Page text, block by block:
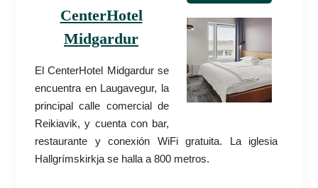
CenterHotel
Midgardur
El CenterHotel Midgardur se
encuentra en Laugavegur, la
principal calle comercial de
Reikiavik, y cuenta con bar,
restaurante y conexión WiFi gratuita. La iglesia
Hallgrímskirkja se halla a 800 metros.